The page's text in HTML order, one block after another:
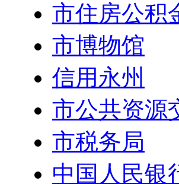
市住房公积
市博物馆
信用永州
市公共资源
市税务局
中国人民银